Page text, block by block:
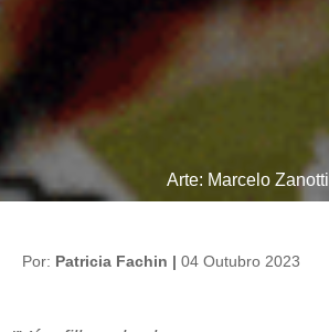
Arte: Marcelo Zanotti
Por: Patricia Fachin | 04 Outubro 2023